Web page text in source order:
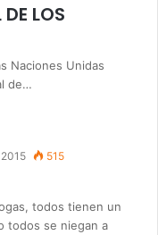
LOS
Naciones Unidas
de…
515
todos tienen un
todos se niegan a